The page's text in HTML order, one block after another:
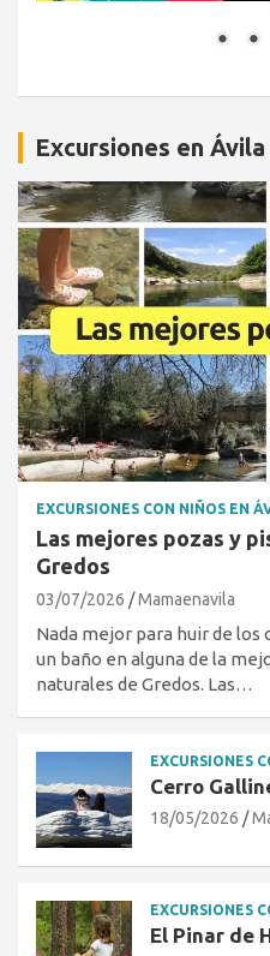
Excursiones en Ávila
EXCURSIONES CON NIÑOS EN
Las mejores pozas y
Gredos
03/07/2026 Mamaenavila
Nada mejor para huir de los
un baño en alguna de la
naturales de Gredos. Las…
EXCURSIONES
Cerro
18/05/2026
EXCURSIONES
El Pinar de